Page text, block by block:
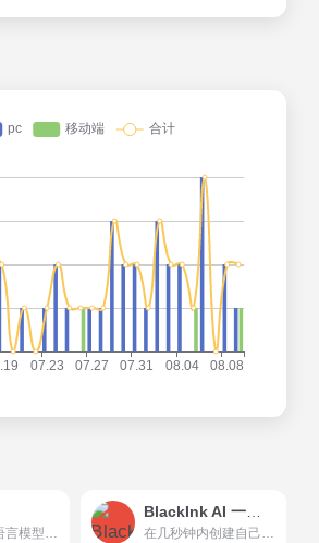
中国版对话语言模型，与GLM大模型进行对话。ChatGLM-130B 是由 AI 编程助手「CodeGeex」背后的智谱 AI 团队开发的 1300 亿参数的开源的、支持中英双语的对话语言模型
BlackInk AI 一个人工智能纹身设计应用
在几秒钟内创建自己独特的闪光纹身。别再花几个月时间在Pinterest上搜索你的下一个纹身了。使用BlackInk的AI在几秒钟内生成定制的独特纹身，旨在为您创建类似纹身的设计。如果你是...